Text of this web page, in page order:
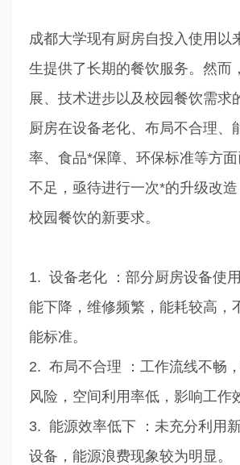
成都大学现有厨房自投入使用以
生提供了长期的餐饮服务。然而
展、技术进步以及校园餐饮需求
厨房在设备老化、布局不合理、
率、食品*保障、环保标准等方
不足，亟待进行一次*的升级改
校园餐饮的新要求。
1. 设备老化 ：部分厨房设备使
能下降，维修频繁，能耗较高，
能标准。
2. 布局不合理 ：工作流线不畅
风险，空间利用率低，影响工作
3. 能源效率低下 ：未充分利用
设备，能源浪费现象较为明显。